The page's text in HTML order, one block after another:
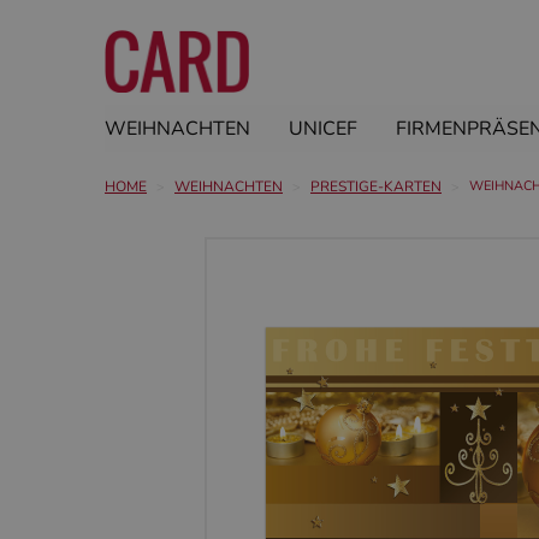
WEIHNACHTEN
UNICEF
HOME WEIHNACHTEN PRESTIGE-KARTEN